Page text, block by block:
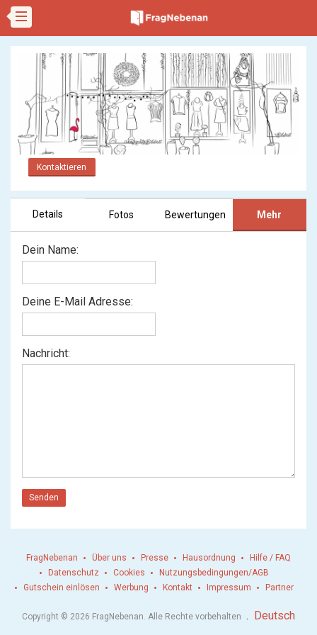
Kontaktieren
Details Fotos Bewertungen Mehr
Dein Name:
Deine E-Mail Adresse:
Nachricht:
Senden
FragNebenan Über uns Presse Hausordnung
Hilfe / FAQ
Datenschutz
Cookies
Nutzungsbedingungen/AGB
Gutschein einlösen
Werbung Kontakt Impressum Partner
Copyright © 2026 FragNebenan. Alle Rechte vorbehalten . Deutsch